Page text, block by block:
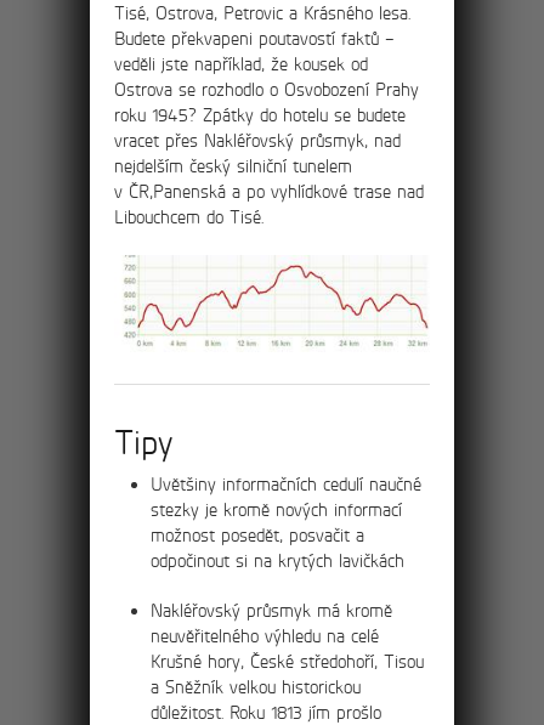
11km
Výlet na rozhlednu
Děčínský Sněžník
Po červené turistické stezce projdete
menším skalním městem na začátku
Okružní výlet
soutěskami Kamenice
a na Pravčickou bránu
Výlet za největšími atrakcemi Českého
Švýcarska – Pravčickou bránu a soutěsky
Kamenice – Divokou a Edmundovu
Tisé, Ostrova, Petrovic a Krásného lesa.
Budete překvapeni poutavostí faktů –
veděli jste například, že kousek od
Ostrova se rozhodlo o Osvobození Prahy
roku 1945? Zpátky do hotelu se budete
vracet přes Nakléřovský průsmyk, nad
nejdelším český silniční tunelem
v ČR,Panenská a po vyhlídkové trase nad
Libouchcem do Tisé.
Tipy
Uvětšiny informačních cedulí naučné
stezky je kromě nových informací
možnost posedět, posvačit a
odpočinout si na krytých lavičkách
Nakléřovský průsmyk má kromě
neuvěřitelného výhledu na celé
Krušné hory, České středohoří, Tisou
a Sněžník velkou historickou
důležitost. Roku 1813 jím prošlo